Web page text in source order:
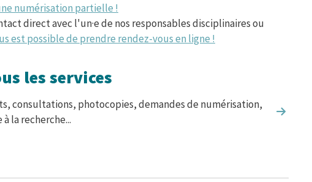
numérisation partielle !
direct avec l'un·e de nos responsables disciplinaires ou
est possible de prendre rendez-vous en ligne !
les services
consultations, photocopies, demandes de numérisation,
à la recherche...